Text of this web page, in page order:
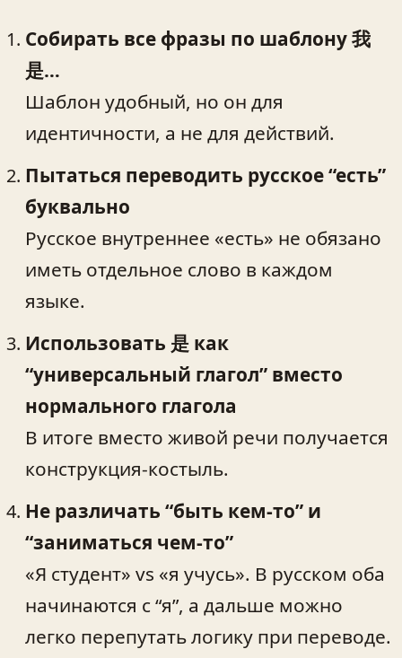
Собирать все фразы по шаблону 我
是…
Шаблон удобный, но он для
идентичности, а не для действий.
Пытаться переводить русское “есть”
буквально
Русское внутреннее «есть» не обязано
иметь отдельное слово в каждом
языке.
Использовать 是 как
“универсальный глагол” вместо
нормального глагола
В итоге вместо живой речи получается
конструкция-костыль.
Не различать “быть кем-то” и
“заниматься чем-то”
«Я студент» vs «я учусь». В русском оба
начинаются с “я”, а дальше можно
легко перепутать логику при переводе.